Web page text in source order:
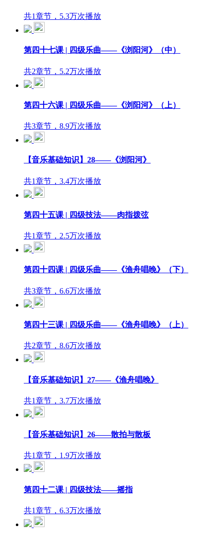
共1章节，5.3万次播放
第四十七课 | 四级乐曲——《浏阳河》（中）
共2章节，5.2万次播放
第四十六课 | 四级乐曲——《浏阳河》（上）
共3章节，8.9万次播放
【音乐基础知识】28——《浏阳河》
共1章节，3.4万次播放
第四十五课 | 四级技法——肉指拨弦
共1章节，2.5万次播放
第四十四课 | 四级乐曲——《渔舟唱晚》（下）
共3章节，6.6万次播放
第四十三课 | 四级乐曲——《渔舟唱晚》（上）
共2章节，8.6万次播放
【音乐基础知识】27——《渔舟唱晚》
共1章节，3.7万次播放
【音乐基础知识】26——散拍与散板
共1章节，1.9万次播放
第四十二课 | 四级技法——摇指
共1章节，6.3万次播放